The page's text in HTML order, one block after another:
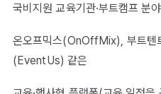
국비지원 교육기관·부트캠프 분
온오프믹스(OnOffMix), 부트
(EventUs) 같은